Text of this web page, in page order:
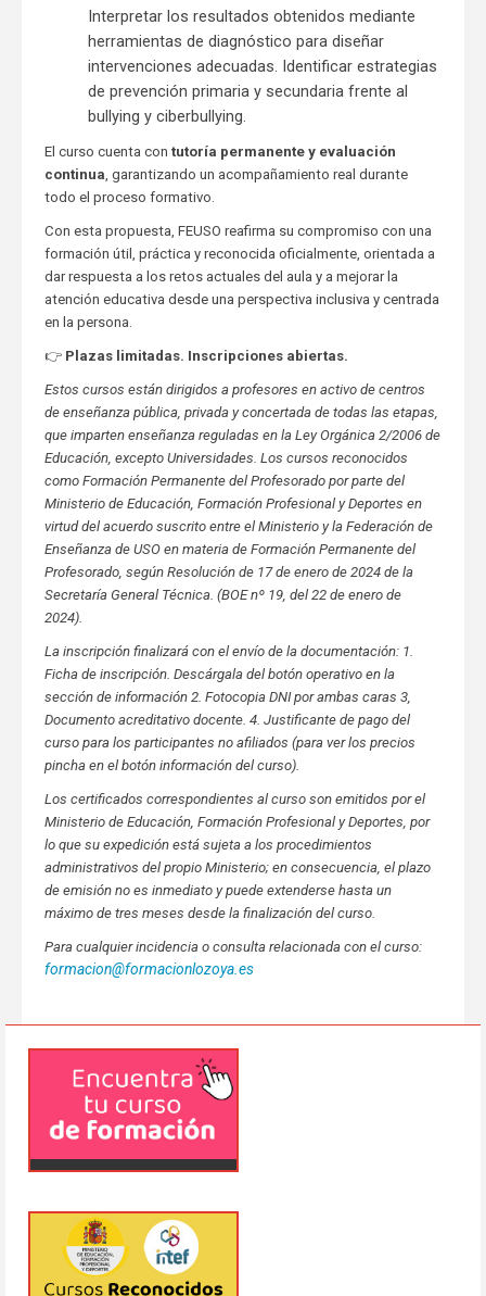
Interpretar los resultados obtenidos mediante
herramientas de diagnóstico para diseñar
intervenciones adecuadas. Identificar estrategias
de prevención primaria y secundaria frente al
bullying y ciberbullying.
El curso cuenta con tutoría permanente y evaluación
continua, garantizando un acompañamiento real durante
todo el proceso formativo.
Con esta propuesta, FEUSO reafirma su compromiso con una
formación útil, práctica y reconocida oficialmente, orientada a
dar respuesta a los retos actuales del aula y a mejorar la
atención educativa desde una perspectiva inclusiva y centrada
en la persona.
👉 Plazas limitadas. Inscripciones abiertas.
Estos cursos están dirigidos a profesores en activo de centros
de enseñanza pública, privada y concertada de todas las etapas,
que imparten enseñanza reguladas en la Ley Orgánica 2/2006 de
Educación, excepto Universidades. Los cursos reconocidos
como Formación Permanente del Profesorado por parte del
Ministerio de Educación, Formación Profesional y Deportes en
virtud del acuerdo suscrito entre el Ministerio y la Federación de
Enseñanza de USO en materia de Formación Permanente del
Profesorado, según Resolución de 17 de enero de 2024 de la
Secretaría General Técnica. (BOE nº 19, del 22 de enero de
2024).
La inscripción finalizará con el envío de la documentación: 1.
Ficha de inscripción. Descárgala del botón operativo en la
sección de información 2. Fotocopia DNI por ambas caras 3,
Documento acreditativo docente. 4. Justificante de pago del
curso para los participantes no afiliados (para ver los precios
pincha en el botón información del curso).
Los certificados correspondientes al curso son emitidos por el
Ministerio de Educación, Formación Profesional y Deportes, por
lo que su expedición está sujeta a los procedimientos
administrativos del propio Ministerio; en consecuencia, el plazo
de emisión no es inmediato y puede extenderse hasta un
máximo de tres meses desde la finalización del curso.
Para cualquier incidencia o consulta relacionada con el curso:
formacion@formacionlozoya.es